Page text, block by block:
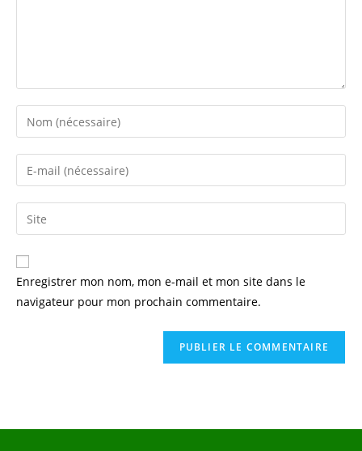
Enregistrer mon nom, mon e-mail et mon site dans le
navigateur pour mon prochain commentaire.